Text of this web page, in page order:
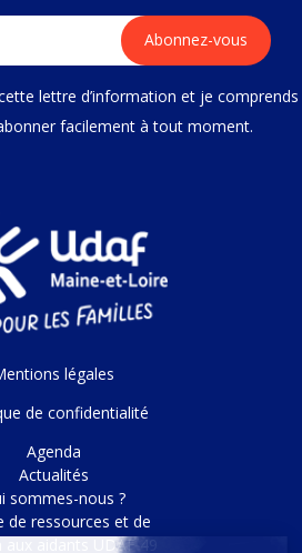
lettre d’information et je comprends
facilement à tout moment.
légales
de confidentialité
Agenda
Actualités
sommes-nous ?
de ressources et de
aux aidants UDAF 49